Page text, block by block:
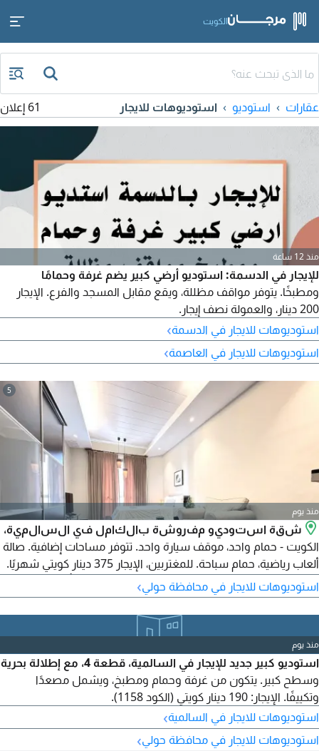
الكويت
عقارات استوديو استوديوهات للايجار 61 إعلان
منذ 12 ساعة
للإيجار في الدسمة: استوديو أرضي كبير يضم غرفة وحمامًا
ومطبخًا. يتوفر مواقف مظللة، ويقع مقابل المسجد والفرع. الإيجار
200 دينار، والعمولة نصف إيجار.
استوديوهات للايجار في الدسمة›
استوديوهات للايجار في العاصمة›
5
منذ يوم
شقة استوديو مفروشة بالكامل في السالمية،
الكويت - حمام واحد، موقف سيارة واحد. تتوفر مساحات إضافية. صالة
ألعاب رياضية، حمام سباحة. للمغتربين، الإيجار 375 دينار كويتي شهريًا.
يرجى الاتصال بشركة هورايزون Q8 العقارية. يتم دفع تأمين إيجار شهر
واحد ورسوم عقارية تعادل نصف شهر إيجار. موقع الخريطة لأغراض
التوجيه فقط.
استوديوهات للايجار في محافظة حولي›
منذ يوم
استوديو كبير جديد للإيجار في السالمية، قطعة 4، مع إطلالة بحرية
وسطح كبير. يتكون من غرفة وحمام ومطبخ، ويشمل مصعدًا
وتكييفًا. الإيجار: 190 دينار كويتي (الكود 1158).
استوديوهات للايجار في السالمية›
استوديوهات للايجار في محافظة حولي›